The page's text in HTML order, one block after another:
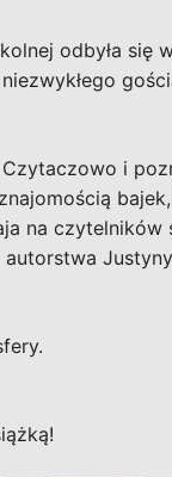
odbyła
Czytaczowo i
na
autorstwa